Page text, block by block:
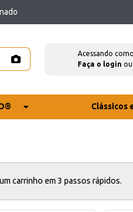
Acessando
Faça o login ou
Clássicos
carrinho em 3 passos rápidos.